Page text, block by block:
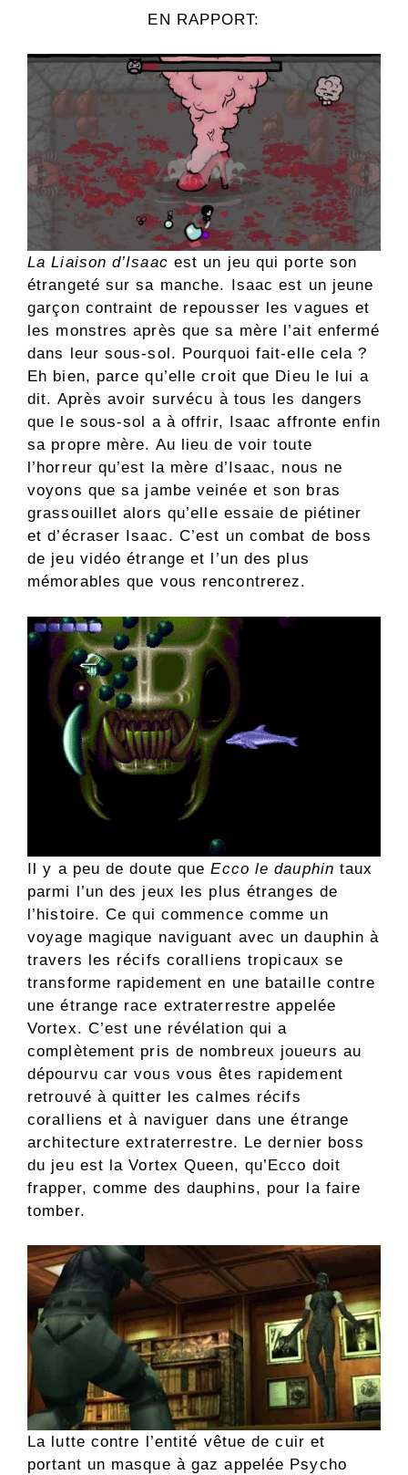
EN RAPPORT:
La Liaison d’Isaac est un jeu qui porte son
étrangeté sur sa manche. Isaac est un jeune
garçon contraint de repousser les vagues et
les monstres après que sa mère l’ait enfermé
dans leur sous-sol. Pourquoi fait-elle cela ?
Eh bien, parce qu’elle croit que Dieu le lui a
dit. Après avoir survécu à tous les dangers
que le sous-sol a à offrir, Isaac affronte enfin
sa propre mère. Au lieu de voir toute
l’horreur qu’est la mère d’Isaac, nous ne
voyons que sa jambe veinée et son bras
grassouillet alors qu’elle essaie de piétiner
et d’écraser Isaac. C’est un combat de boss
de jeu vidéo étrange et l’un des plus
mémorables que vous rencontrerez.
Il y a peu de doute queEcco le dauphin taux
parmi l’un des jeux les plus étranges de
l’histoire. Ce qui commence comme un
voyage magique naviguant avec un dauphin à
travers les récifs coralliens tropicaux se
transforme rapidement en une bataille contre
une étrange race extraterrestre appelée
Vortex. C’est une révélation qui a
complètement pris de nombreux joueurs au
dépourvu car vous vous êtes rapidement
retrouvé à quitter les calmes récifs
coralliens et à naviguer dans une étrange
architecture extraterrestre. Le dernier boss
du jeu est la Vortex Queen, qu’Ecco doit
frapper, comme des dauphins, pour la faire
tomber.
La lutte contre l’entité vêtue de cuir et
portant un masque à gaz appelée Psycho